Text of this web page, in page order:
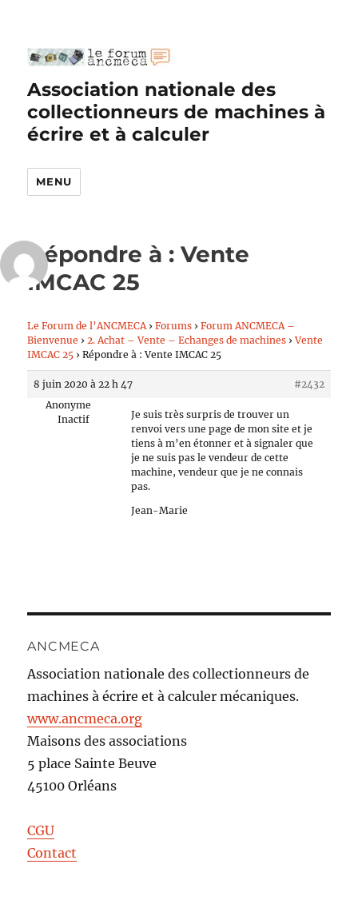
Association nationale des
collectionneurs de machines à
écrire et à calculer
MENU
Répondre à : Vente
IMCAC 25
Le Forum de l’ANCMECA › Forums › Forum ANCMECA –
Bienvenue › 2. Achat – Vente – Echanges de machines › Vente
IMCAC 25 › Répondre à : Vente IMCAC 25
8 juin 2020 à 22 h 47
#2432
Anonyme
Inactif
Je suis très surpris de trouver un
renvoi vers une page de mon site et je
tiens à m’en étonner et à signaler que
je ne suis pas le vendeur de cette
machine, vendeur que je ne connais
pas.
Jean-Marie
ANCMECA
Association nationale des collectionneurs de
machines à écrire et à calculer mécaniques.
www.ancmeca.org
Maisons des associations
5 place Sainte Beuve
45100 Orléans
CGU
Contact